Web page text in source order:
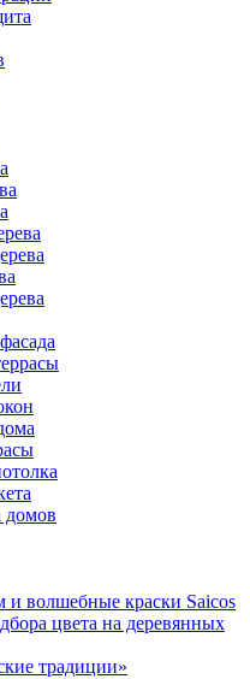
домов
и волшебные краски Saicos
цвета на деревянных
традиции»